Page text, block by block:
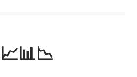
📈📊📉